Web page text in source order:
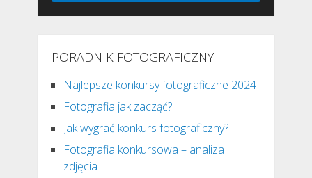
PORADNIK FOTOGRAFICZNY
Najlepsze konkursy fotograficzne 2024
Fotografia jak zacząć?
Jak wygrać konkurs fotograficzny?
Fotografia konkursowa – analiza
zdjęcia